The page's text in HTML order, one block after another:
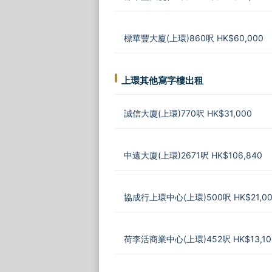
標華豐大廈(上環)860呎 HK$60,000
上環其他寫字樓出租
誠信大廈(上環)770呎 HK$31,000
中遠大廈(上環)2671呎 HK$106,840
協成行上環中心(上環)500呎
荷李活商業中心(上環)452呎